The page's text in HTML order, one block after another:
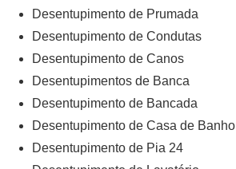
Desentupimento de Prumada
Desentupimento de Condutas
Desentupimento de Canos
Desentupimentos de Banca
Desentupimento de Bancada
Desentupimento de Casa de Banho
Desentupimento de Pia 24